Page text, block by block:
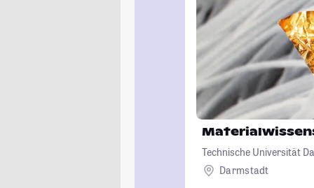
Technische Universität
Darmstadt